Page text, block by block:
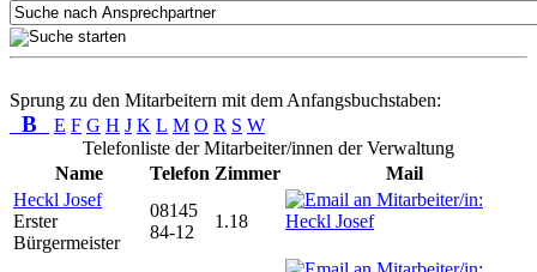
Sprung zu den Mitarbeitern mit dem Anfangsbuchstaben:
B E F G H J K L M O R S W
Telefonliste der Mitarbeiter/innen der Verwaltung
Name
Telefon Zimmer
Mail
Heckl Josef
Erster
Bürgermeister
08145
84-12
1.18